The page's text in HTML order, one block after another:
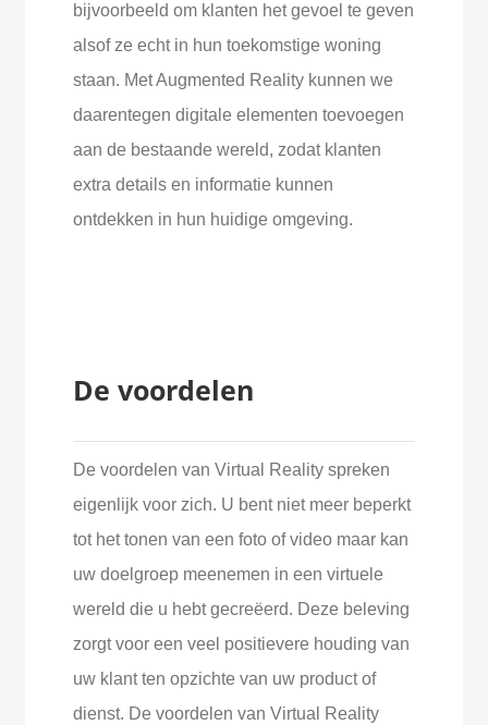
bijvoorbeeld om klanten het gevoel te geven
alsof ze echt in hun toekomstige woning
staan. Met Augmented Reality kunnen we
daarentegen digitale elementen toevoegen
aan de bestaande wereld, zodat klanten
extra details en informatie kunnen
ontdekken in hun huidige omgeving.
De voordelen
De voordelen van Virtual Reality spreken
eigenlijk voor zich. U bent niet meer beperkt
tot het tonen van een foto of video maar kan
uw doelgroep meenemen in een virtuele
wereld die u hebt gecreëerd. Deze beleving
zorgt voor een veel positievere houding van
uw klant ten opzichte van uw product of
dienst. De voordelen van Virtual Reality